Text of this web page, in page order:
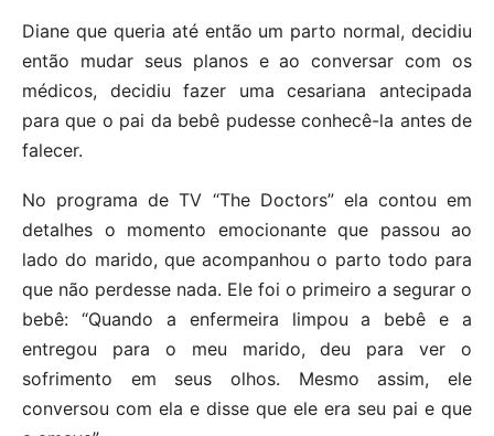
Diane que queria até então um parto normal, decidiu
então mudar seus planos e ao conversar com os
médicos, decidiu fazer uma cesariana antecipada
para que o pai da bebê pudesse conhecê-la antes de
falecer.
No programa de TV “The Doctors” ela contou em
detalhes o momento emocionante que passou ao
lado do marido, que acompanhou o parto todo para
que não perdesse nada. Ele foi o primeiro a segurar o
bebê: “Quando a enfermeira limpou a bebê e a
entregou para o meu marido, deu para ver o
sofrimento em seus olhos. Mesmo assim, ele
conversou com ela e disse que ele era seu pai e que